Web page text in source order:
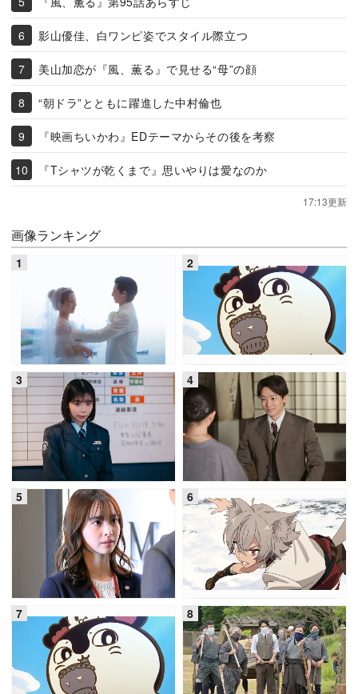
影山優佳、白ワンピ姿でスタイル際立つ
美山加恋が『風、薫る』で見せる“母”の顔
“朝ドラ”とともに躍進した中村倫也
『映画ちいかわ』EDテーマからその後を考察
『Tシャツが乾くまで』思いやりは愛なのか
17:13更新
画像ランキング